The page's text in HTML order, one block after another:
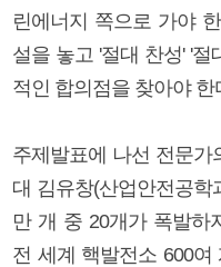
린에너지 쪽으로 가야
설을 놓고 '절대 찬성' '절
적인 합의점을 찾아야 한
주제발표에 나선 전문가
대 김유창(산업안전공
만 개 중 20개가 폭발하
전 세계 핵발전소 600